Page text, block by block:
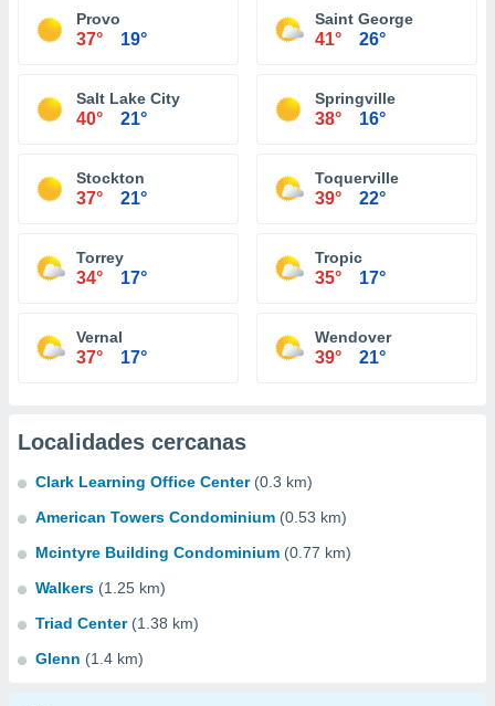
Provo
37° 19°
Saint George
41° 26°
Salt Lake City
40° 21°
Springville
38° 16°
Stockton
37° 21°
Toquerville
39° 22°
Torrey
34° 17°
Tropic
35° 17°
Vernal
37° 17°
Wendover
39° 21°
Localidades cercanas
Clark Learning Office Center (0.3 km)
American Towers Condominium (0.53 km)
Mcintyre Building Condominium (0.77 km)
Walkers (1.25 km)
Triad Center (1.38 km)
Glenn (1.4 km)